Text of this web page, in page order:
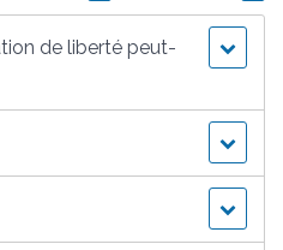
de liberté peut-